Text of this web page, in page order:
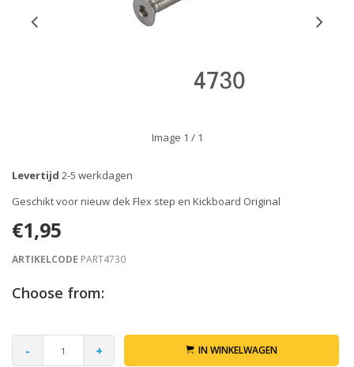
Image 1 / 1
Levertijd 2-5 werkdagen
Geschikt voor nieuw dek Flex step en Kickboard Original
€1,95
ARTIKELCODE PART4730
Choose from:
- + IN WINKELWAGEN